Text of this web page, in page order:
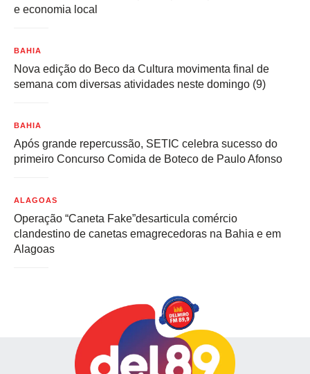
e economia local
BAHIA
Nova edição do Beco da Cultura movimenta final de
semana com diversas atividades neste domingo (9)
BAHIA
Após grande repercussão, SETIC celebra sucesso do
primeiro Concurso Comida de Boteco de Paulo Afonso
ALAGOAS
Operação “Caneta Fake”desarticula comércio
clandestino de canetas emagrecedoras na Bahia e em
Alagoas